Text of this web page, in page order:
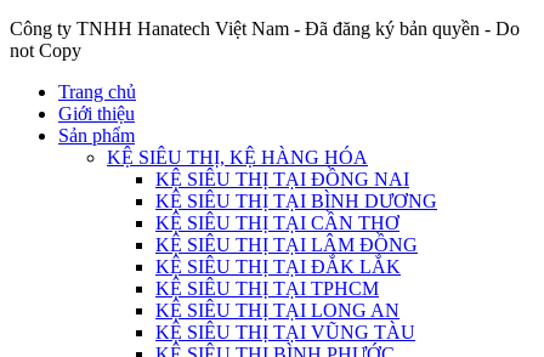
Công ty TNHH Hanatech Việt Nam - Đã đăng ký bản quyền - Do
not Copy
Trang chủ
Giới thiệu
Sản phẩm
KỆ SIÊU THỊ, KỆ HÀNG HÓA
KỆ SIÊU THỊ TẠI ĐỒNG NAI
KỆ SIÊU THỊ TẠI BÌNH DƯƠNG
KỆ SIÊU THỊ TẠI CẦN THƠ
KỆ SIÊU THỊ TẠI LÂM ĐỒNG
KỆ SIÊU THỊ TẠI ĐẮK LẮK
KỆ SIÊU THỊ TẠI TPHCM
KỆ SIÊU THỊ TẠI LONG AN
KỆ SIÊU THỊ TẠI VŨNG TÀU